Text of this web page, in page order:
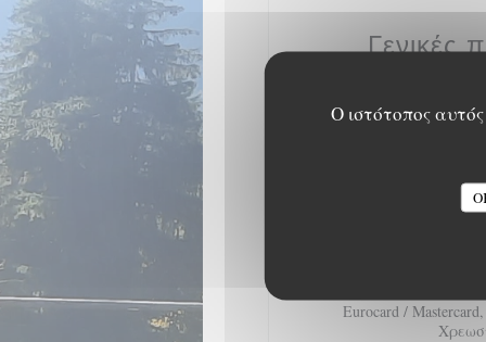
Ο ιστότοπος
Γενικές
Κουζίνα
Εστιατόριο
Eurocard /